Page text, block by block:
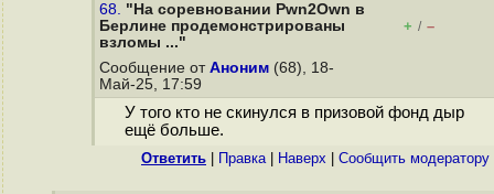
68. "На соревновании Pwn2Own в
Берлине продемонстрированы
взломы ..."
+ / –
Сообщение от Аноним (68), 18-
Май-25, 17:59
У того кто не скинулся в призовой фонд дыр
ещё больше.
Ответить Правка| Наверх Cообщить модератору